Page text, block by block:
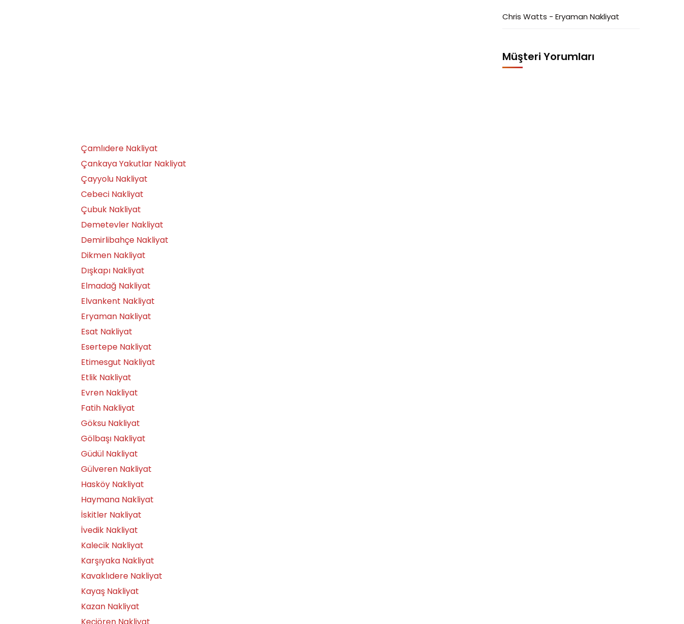
Chris Watts - Eryaman Nakliyat
Müşteri Yorumları
Çamlıdere Nakliyat
Çankaya Yakutlar Nakliyat
Çayyolu Nakliyat
Cebeci Nakliyat
Çubuk Nakliyat
Demetevler Nakliyat
Demirlibahçe Nakliyat
Dikmen Nakliyat
Dışkapı Nakliyat
Elmadağ Nakliyat
Elvankent Nakliyat
Eryaman Nakliyat
Esat Nakliyat
Esertepe Nakliyat
Etimesgut Nakliyat
Etlik Nakliyat
Evren Nakliyat
Fatih Nakliyat
Göksu Nakliyat
Gölbaşı Nakliyat
Güdül Nakliyat
Gülveren Nakliyat
Hasköy Nakliyat
Haymana Nakliyat
İskitler Nakliyat
İvedik Nakliyat
Kalecik Nakliyat
Karşıyaka Nakliyat
Kavaklıdere Nakliyat
Kayaş Nakliyat
Kazan Nakliyat